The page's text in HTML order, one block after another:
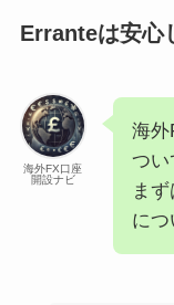
Erranteは安心
海外FX口座
開設ナビ
海外
つい
ま
につ